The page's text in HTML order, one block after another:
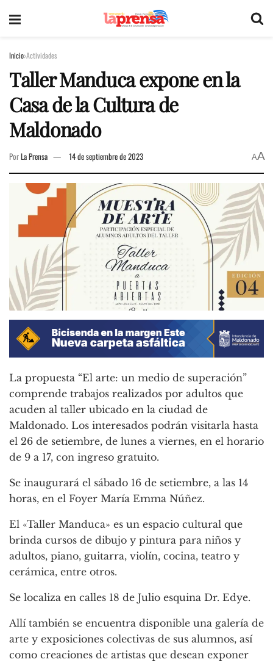
Inicio Actividades
Taller Manduca expone en la
Casa de la Cultura de
Maldonado
PorLa Prensa 14 de septiembre de 2023 AA
La propuesta “El arte: un medio de superación”
comprende trabajos realizados por adultos que
acuden al taller ubicado en la ciudad de
Maldonado. Los interesados podrán visitarla hasta
el 26 de setiembre, de lunes a viernes, en el horario
de 9 a 17, con ingreso gratuito.
Se inaugurará el sábado 16 de setiembre, a las 14
horas, en el Foyer María Emma Núñez.
El «Taller Manduca» es un espacio cultural que
brinda cursos de dibujo y pintura para niños y
adultos, piano, guitarra, violín, cocina, teatro y
cerámica, entre otros.
Se localiza en calles 18 de Julio esquina Dr. Edye.
Allí también se encuentra disponible una galería de
arte y exposiciones colectivas de sus alumnos, así
como creaciones de artistas que desean exponer